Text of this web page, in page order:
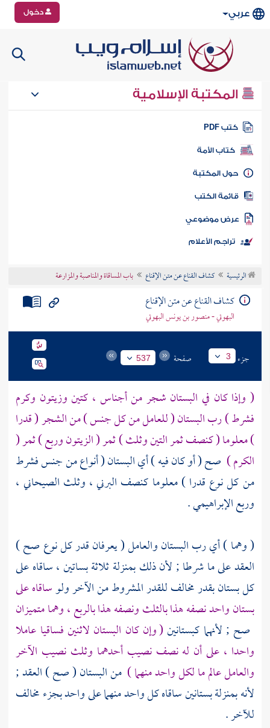
عربي دخول
المكتبة الإسلامية
كتب PDF
كتاب الأمة
المكتبة
الكتب
موضوعي
تراجم الأعلام
الرئيسية كشاف القناع عن متن الإقناع باب المساقاة والمناصبة والمزارعة
كشاف القناع عن متن الإقناع
البهوتي - منصور بن يونس البهوتي
جزء 3 صفحة 537
( وإذا كان في البستان شجر من أجناس ، كتين وزيتون وكرم
فشرط ) رب البستان ( للعامل من كل جنس ) من الشجر ( قدرا
) معلوما ( كنصف ثمر التين وثلث ) ثمر ( الزيتون وربع ) ثمر (
الكرم ) صح ( أو كان فيه ) أي البستان ( أنواع من جنس فشرط
من كل نوع قدرا ) معلوما كنصف البرني ، وثلث الصيحاني ،
وربع الإبراهيمي .
( وهما ) أي رب البستان والعامل ( يعرفان قدر كل نوع صح )
العقد على ما شرطا ; لأن ذلك بمنزلة ثلاثة بساتين ، ساقاه على
كل بستان بقدر مخالف للقدر المشروط من الآخر ولوساقاه على
بستان واحد نصفه هذا بالثلث ونصفه هذا بالربع ، وهما متميزان
صح ; لأنهما كبستانين( وإن كان البستان لاثنين فساقيا عاملا
واحدا ، على أن له نصف نصيب أحدهما وثلث نصيب الآخر
والعامل عالم ما لكل واحد منهما ) من البستان ( صح ) العقد ;
لأنه بمنزلة بستانين ساقاه كل واحد منهما على واحد بجزء مخالف
للآخر .